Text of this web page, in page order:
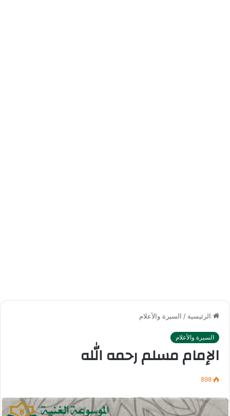
الرئيسية / السيرة والأعلام
السيرة والأعلام
الإمام مسلم رحمه الله
898